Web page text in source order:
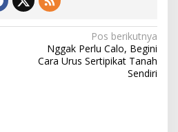
Pos berikutnya
Nggak Perlu Calo, Begini
Cara Urus Sertipikat Tanah
Sendiri